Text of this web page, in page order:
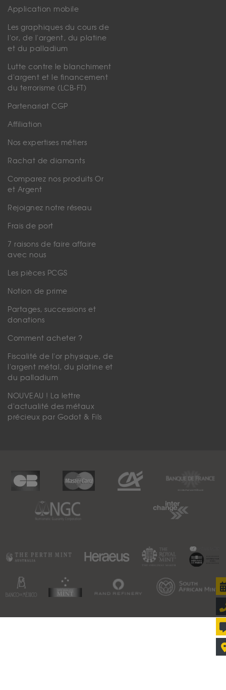
Application mobile
Les graphiques du cours de
l'or, de l'argent, du platine
et du palladium
Lutte contre le blanchiment
d'argent et le financement
du terrorisme (LCB-FT)
Partenariat CGP
Affiliation
Nos expertises métiers
Rachat de diamants
Comparez nos produits Or
et Argent
Rejoignez notre réseau
Frais de port
7 raisons de faire affaire
avec nous
Les pièces PCGS
Notion de prime
Partages, successions et
donations
Comment acheter ?
Fiscalité de l'or physique, de
l'argent métal, du platine et
du palladium
NOUVEAU ! La lettre
d'actualité des métaux
précieux par Godot & Fils